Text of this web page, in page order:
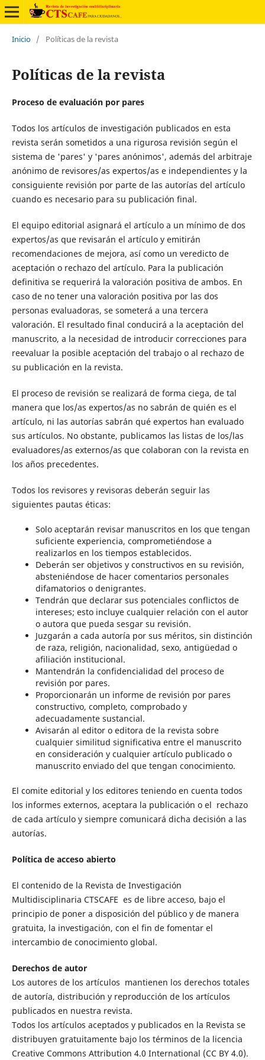
Inicio / Políticas de la revista
Políticas de la revista
Proceso de evaluación por pares
Todos los artículos de investigación publicados en esta
revista serán sometidos a una rigurosa revisión según el
sistema de 'pares' y 'pares anónimos', además del arbitraje
anónimo de revisores/as expertos/as e independientes y la
consiguiente revisión por parte de las autorías del artículo
cuando es necesario para su publicación final.
El equipo editorial asignará el artículo a un mínimo de dos
expertos/as que revisarán el artículo y emitirán
recomendaciones de mejora, así como un veredicto de
aceptación o rechazo del artículo. Para la publicación
definitiva se requerirá la valoración positiva de ambos. En
caso de no tener una valoración positiva por las dos
personas evaluadoras, se someterá a una tercera
valoración. El resultado final conducirá a la aceptación del
manuscrito, a la necesidad de introducir correcciones para
reevaluar la posible aceptación del trabajo o al rechazo de
su publicación en la revista.
El proceso de revisión se realizará de forma ciega, de tal
manera que los/as expertos/as no sabrán de quién es el
artículo, ni las autorías sabrán qué expertos han evaluado
sus artículos. No obstante, publicamos las listas de los/las
evaluadores/as externos/as que colaboran con la revista en
los años precedentes.
Todos los revisores y revisoras deberán seguir las
siguientes pautas éticas:
Solo aceptarán revisar manuscritos en los que tengan
suficiente experiencia, comprometiéndose a
realizarlos en los tiempos establecidos.
Deberán ser objetivos y constructivos en su revisión,
absteniéndose de hacer comentarios personales
difamatorios o denigrantes.
Tendrán que declarar sus potenciales conflictos de
intereses; esto incluye cualquier relación con el autor
o autora que pueda sesgar su revisión.
Juzgarán a cada autoría por sus méritos, sin distinción
de raza, religión, nacionalidad, sexo, antigüedad o
afiliación institucional.
Mantendrán la confidencialidad del proceso de
revisión por pares.
Proporcionarán un informe de revisión por pares
constructivo, completo, comprobado y
adecuadamente sustancial.
Avisarán al editor o editora de la revista sobre
cualquier similitud significativa entre el manuscrito
en consideración y cualquier artículo publicado o
manuscrito enviado del que tengan conocimiento.
El comite editorial y los editores teniendo en cuenta todos
los informes externos, aceptara la publicación o el rechazo
de cada artículo y siempre comunicará dicha decisión a las
autorías.
Política de acceso abierto
El contenido de la Revista de Investigación
Multidisciplinaria CTSCAFE es de libre acceso, bajo el
principio de poner a disposición del público y de manera
gratuita, la investigación, con el fin de fomentar el
intercambio de conocimiento global.
Derechos de autor
Los autores de los artículos mantienen los derechos totales
de autoría, distribución y reproducción de los artículos
publicados en nuestra revista.
Todos los artículos aceptados y publicados en la Revista se
distribuyen gratuitamente bajo los términos de la licencia
Creative Commons Attribution 4.0 International (CC BY 4.0).